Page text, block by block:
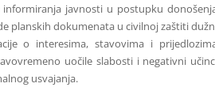
javnosti u postupku
planskih dokumenata u civilnoj zaštiti
o interesima, stavovima i
uočile slabosti i negativni
usvajanja.